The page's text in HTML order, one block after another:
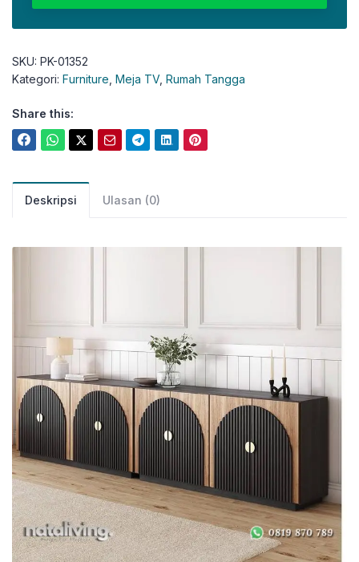
SKU: PK-01352
Kategori: Furniture Meja TV, Rumah Tangga
Share this:
Deskripsi Ulasan (0)